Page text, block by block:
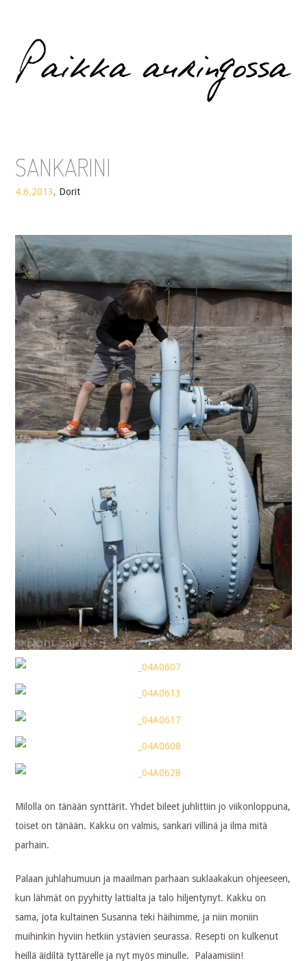
SANKARINI
4.6.2013, Dorit
Milolla on tänään synttärit. Yhdet bileet juhlittiin jo viikonloppuna,
toiset on tänään. Kakku on valmis, sankari villinä ja ilma mitä
parhain.
Palaan juhlahumuun ja maailman parhaan suklaakakun ohjeeseen,
kun lähmät on pyyhitty lattialta ja talo hiljentynyt. Kakku on
sama, jota kultainen Susanna teki häihimme, ja niin moniin
muihinkin hyviin hetkiin ystävien seurassa. Resepti on kulkenut
heillä äidiltä tyttärelle ja nyt myös minulle. Palaamisiin!